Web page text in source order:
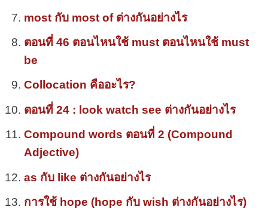
most กับ most of ต่างกันอย่างไร
ตอนที่ 46 ตอนไหนใช้ must ตอนไหนใช้ must
be
Collocation คืออะไร?
ตอนที่ 24 : look watch see ต่างกันอย่างไร
Compound words ตอนที่ 2 (Compound
Adjective)
as กับ like ต่างกันอย่างไร
การใช้ hope (hope กับ wish ต่างกันอย่างไร)